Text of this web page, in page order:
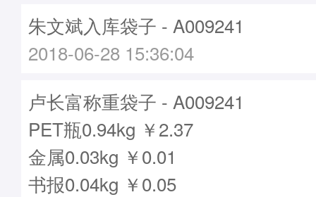
朱文斌入库袋子 - A009241
2018-06-28 15:36:04
卢长富称重袋子 - A009241
PET瓶0.94kg ￥2.37
金属0.03kg ￥0.01
书报0.04kg ￥0.05